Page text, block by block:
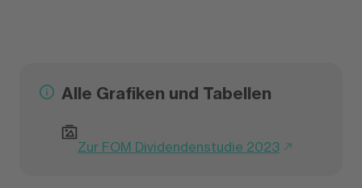
Alle Grafiken und Tabellen
Zur FOM Dividendenstudie 2023